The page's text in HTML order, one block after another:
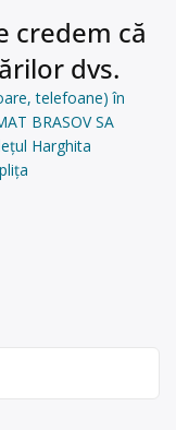
credem că
dvs.
telefoane) în
BRASOV SA
Harghita